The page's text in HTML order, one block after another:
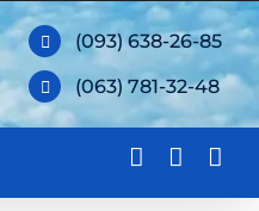
(093) 638-26-85
(063) 781-32-48